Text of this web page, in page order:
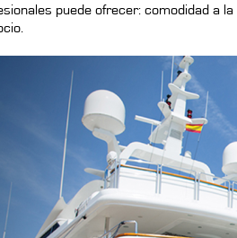
puede ofrecer: comodidad a